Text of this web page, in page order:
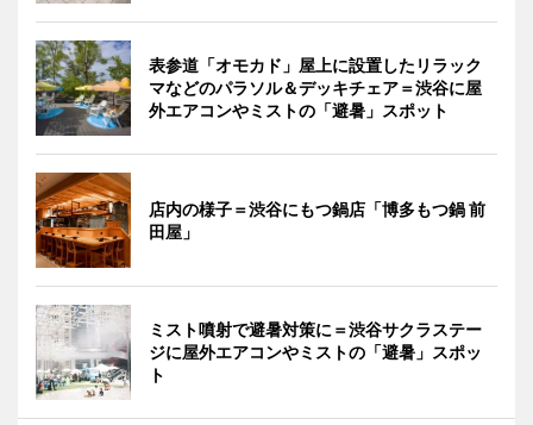
表参道「オモカド」屋上に設置したリラック
マなどのパラソル＆デッキチェア＝渋谷に屋
外エアコンやミストの「避暑」スポット
店内の様子＝渋谷にもつ鍋店「博多もつ鍋 前
田屋」
ミスト噴射で避暑対策に＝渋谷サクラステー
ジに屋外エアコンやミストの「避暑」スポッ
ト